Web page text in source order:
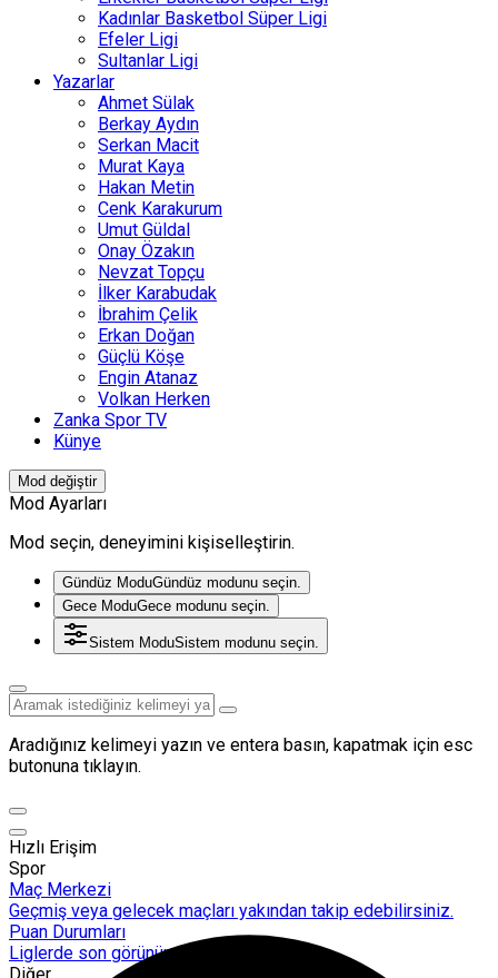
Kadınlar Basketbol Süper Ligi
Efeler Ligi
Sultanlar Ligi
Yazarlar
Ahmet Sülak
Berkay Aydın
Serkan Macit
Murat Kaya
Hakan Metin
Cenk Karakurum
Umut Güldal
Onay Özakın
Nevzat Topçu
İlker Karabudak
İbrahim Çelik
Erkan Doğan
Güçlü Köşe
Engin Atanaz
Volkan Herken
Zanka Spor TV
Künye
Mod değiştir
Mod Ayarları
Mod seçin, deneyimini kişiselleştirin.
Gündüz ModuGündüz modunu seçin.
Gece ModuGece modunu seçin.
Sistem ModuSistem modunu seçin.
Aradığınız kelimeyi yazın ve entera basın, kapatmak için esc
butonuna tıklayın.
Hızlı Erişim
Spor
Maç Merkezi
Geçmiş veya gelecek maçları yakından takip edebilirsiniz.
Puan Durumları
Liglerde son görünüm!